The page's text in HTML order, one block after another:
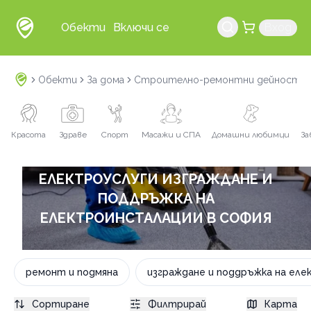
Обекти Включи се
Обекти За дома Строително-ремонтни дейности
Красота Здраве Спорт Масажи и СПА Домашни любимци
ЕЛЕКТРОУСЛУГИ ИЗГРАЖДАНЕ И
ПОДДРЪЖКА НА
ЕЛЕКТРОИНСТАЛАЦИИ В СОФИЯ
ремонт и подмяна изграждане и поддръжка на
Сортиране Филтрирай Карта